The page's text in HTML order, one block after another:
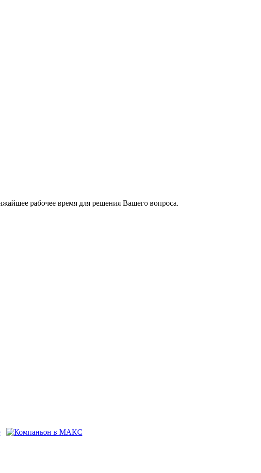
рабочее время для решения Вашего вопроса.